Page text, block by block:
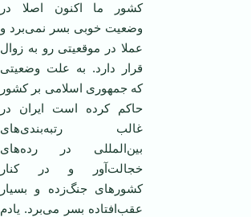
کشور ما اکنون اصلا در
وضعیت خوبی بسر نمی‌برد و
عملا در موقعیتی رو به زوال
قرار دارد. به علت وضعیتی
که جمهوری اسلامی بر کشور
حاکم کرده است ایران در
غالب رتبه‌بندی‌های
بین‌المللی در رده‌های
خجالت‌آور و در کنار
کشورهای جنگ‌زده و بسیار
عقب‌افتاده بسر می‌برد. یادم